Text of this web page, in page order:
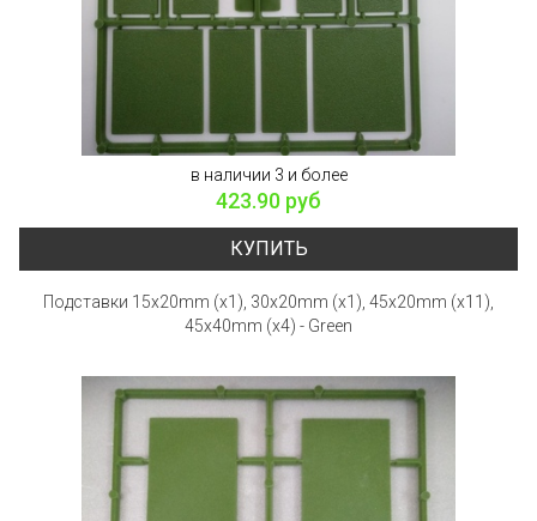
в наличии 3 и более
423.90 руб
КУПИТЬ
Подставки 15x20mm (x1), 30x20mm (x1), 45x20mm (x11),
45x40mm (x4) - Green